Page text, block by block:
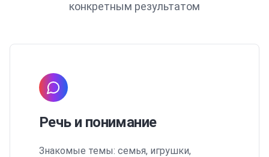
конкретным результатом
Речь и понимание
Знакомые темы: семья, игрушки,